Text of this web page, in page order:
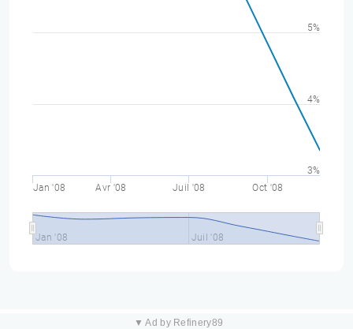
Jan '08 Avr '08 Juil '08 Oct '08
Jan '08 Juil '08
3%
4%
5%
▼ Ad by Refinery89